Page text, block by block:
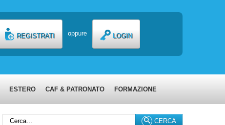
REGISTRATI oppure LOGIN
ESTERO CAF & PATRONATO FORMAZIONE
CERCA
Cerca...